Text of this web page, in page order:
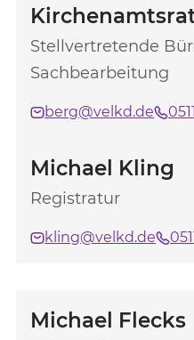
Stellvertretende
Sachbearbeitung
berg@velkd.de
Michael Kling
Registratur
kling@velkd.de
Michael Flecks